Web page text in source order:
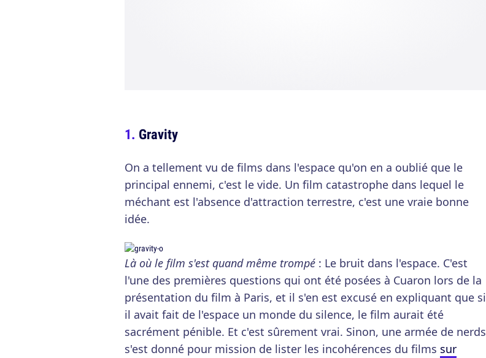
Gravity
On a tellement vu de films dans l'espace qu'on en a oublié que le
principal ennemi, c'est le vide. Un film catastrophe dans lequel le
méchant est l'absence d'attraction terrestre, c'est une vraie bonne
idée.
Là où le film s'est quand même trompé : Le bruit dans l'espace. C'est
l'une des premières questions qui ont été posées à Cuaron lors de la
présentation du film à Paris, et il s'en est excusé en expliquant que si
il avait fait de l'espace un monde du silence, le film aurait été
sacrément pénible. Et c'est sûrement vrai. Sinon, une armée de nerds
s'est donné pour mission de lister les incohérences du films sur